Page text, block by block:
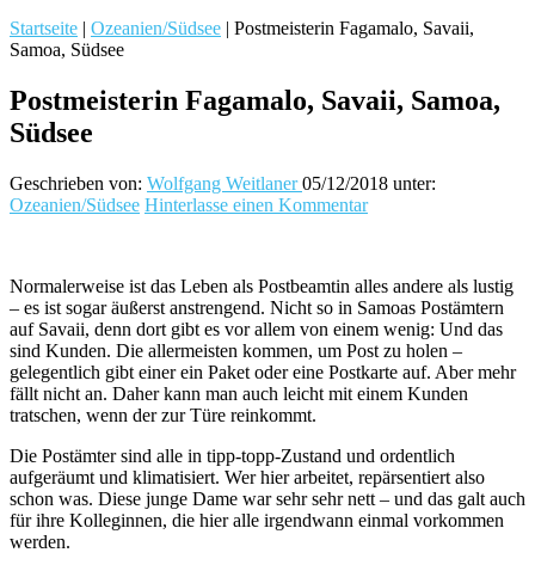
Startseite | Ozeanien/Südsee | Postmeisterin Fagamalo, Savaii,
Samoa, Südsee
Postmeisterin Fagamalo, Savaii, Samoa,
Südsee
Geschrieben von: Wolfgang Weitlaner05/12/2018 unter:
Ozeanien/Südsee Hinterlasse einen Kommentar
Normalerweise ist das Leben als Postbeamtin alles andere als lustig
– es ist sogar äußerst anstrengend. Nicht so in Samoas Postämtern
auf Savaii, denn dort gibt es vor allem von einem wenig: Und das
sind Kunden. Die allermeisten kommen, um Post zu holen –
gelegentlich gibt einer ein Paket oder eine Postkarte auf. Aber mehr
fällt nicht an. Daher kann man auch leicht mit einem Kunden
tratschen, wenn der zur Türe reinkommt.
Die Postämter sind alle in tipp-topp-Zustand und ordentlich
aufgeräumt und klimatisiert. Wer hier arbeitet, repärsentiert also
schon was. Diese junge Dame war sehr sehr nett – und das galt auch
für ihre Kolleginnen, die hier alle irgendwann einmal vorkommen
werden.